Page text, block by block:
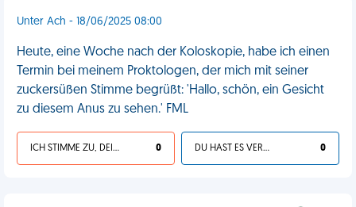
Unter Ach - 18/06/2025 08:00
Heute, eine Woche nach der Koloskopie, habe ich einen
Termin bei meinem Proktologen, der mich mit seiner
zuckersüßen Stimme begrüßt: 'Hallo, schön, ein Gesicht
zu diesem Anus zu sehen.' FML
ICH STIMME ZU, DEIN LEBEN IST SCHEISSE 0 DU HAST ES VERDIENT 0